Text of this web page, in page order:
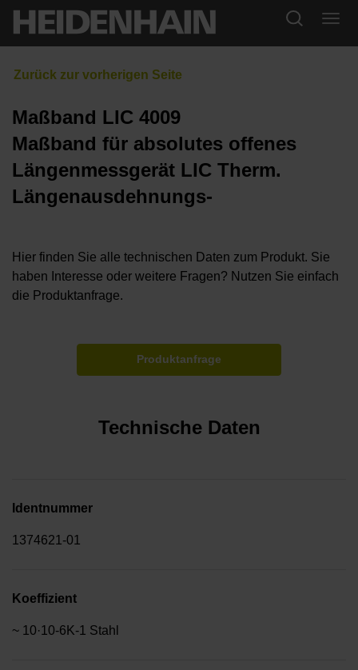
Maßband LIC 4009
Maßband für absolutes offenes
Längenmessgerät LIC Therm.
Längenausdehnungs-
Hier finden Sie alle technischen Daten zum Produkt. Sie
haben Interesse oder weitere Fragen? Nutzen Sie einfach
die Produktanfrage.
Produktanfrage
Technische Daten
Identnummer
1374621-01
Koeffizient
~ 10·10-6K-1 Stahl